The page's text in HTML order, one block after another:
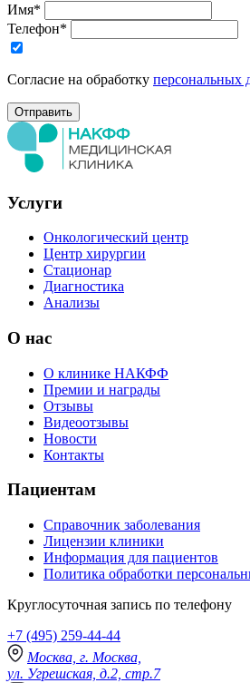
Имя*
Телефон*
Согласие на обработку персональных
Услуги
Онкологический центр
Центр хирургии
Стационар
Диагностика
Анализы
О нас
О клинике НАКФФ
Премии и награды
Отзывы
Видеоотзывы
Новости
Контакты
Пациентам
Справочник заболевания
Лицензии клиники
Информация для пациентов
Политика обработки
Круглосуточная запись по телефону
+7 (495) 259-44-44
Москва, г. Москва,
ул. Угрешская, д.2, стр.7